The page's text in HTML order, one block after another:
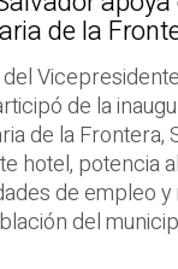
de la
de la
de la Frontera,
hotel, potencia
de empleo
del